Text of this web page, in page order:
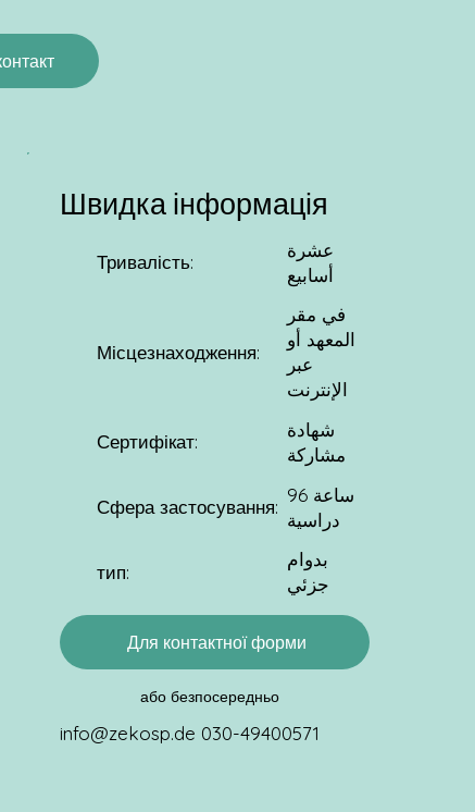
Швидка інформація
Для контактної форми
Тривалість:
Місцезнаходження:
Сертифікат:
Сфера застосування:
тип:
عشرة
أسابيع
في مقر
المعهد أو
عبر
الإنترنت
شهادة
مشاركة
96 ساعة
دراسية
بدوام
جزئي
або безпосередньо
info@zekosp.de 030-49400571